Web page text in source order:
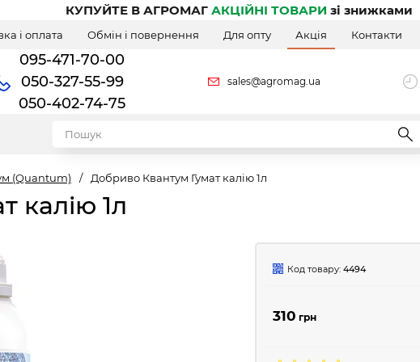
КУПУЙТЕ В АГРОМАГАКЦІЙНІ ТОВАРИ зі знижками
і оплата Обмін і повернення Для опту Акція Контакти
095-471-70-00
050-327-55-99
050-402-74-75
sales@agromag.ua
(Quantum) / Добриво Квантум Гумат калію 1л
калію 1л
Код товару: 4494
310 грн